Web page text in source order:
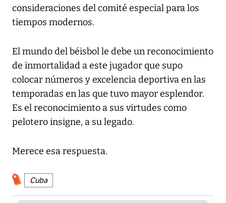
consideraciones del comité especial para los
tiempos modernos.
El mundo del béisbol le debe un reconocimiento
de inmortalidad a este jugador que supo
colocar números y excelencia deportiva en las
temporadas en las que tuvo mayor esplendor.
Es el reconocimiento a sus virtudes como
pelotero insigne, a su legado.
Merece esa respuesta.
Cuba